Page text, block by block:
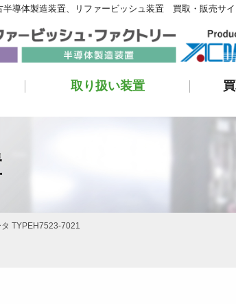
半導体製造装置、リファービッシュ装置 買取・販売サイ
取り扱い装置
TYPEH7523-7021